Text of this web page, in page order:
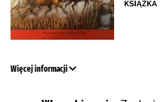
Więcej informacji